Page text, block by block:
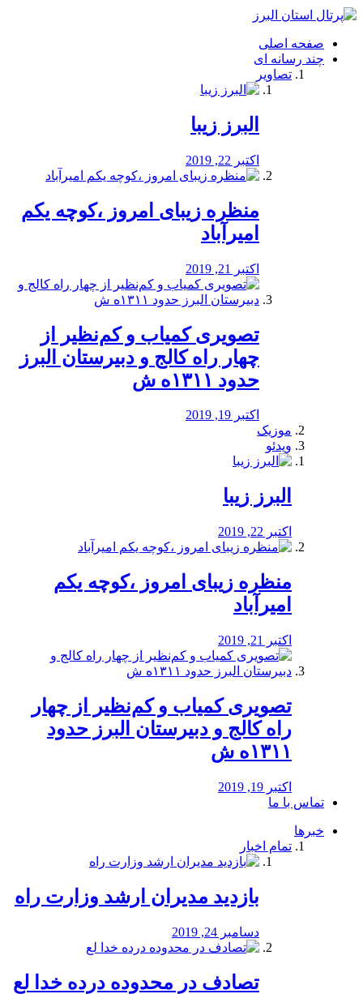
فصد
شرق
تهران
خشکشویی
صفحه اصلی
چند رسانه ای
تصاویر
البرز زیبا
اکتبر 22, 2019
منظره‌‌ زیبای امروز ،کوچه یکم
امیرآباد
اکتبر 21, 2019
️تصویری کمیاب و کم‌نظیر از
چهار راه كالج و دبيرستان البرز
حدود ۱۳۱۱ه ش
اکتبر 19, 2019
موزیک
ویدئو
البرز زیبا
اکتبر 22, 2019
منظره‌‌ زیبای امروز ،کوچه یکم
امیرآباد
اکتبر 21, 2019
️تصویری کمیاب و کم‌نظیر از چهار
راه كالج و دبيرستان البرز حدود
۱۳۱۱ه ش
اکتبر 19, 2019
تماس با ما
خبرها
تمام اخبار
بازدید مدیران ارشد وزارت راه
دسامبر 24, 2019
تصادف در محدوده درده خدا لع